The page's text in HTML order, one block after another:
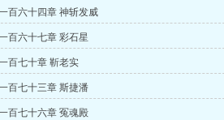
百六十四章 神斩发威
百六十七章 彩石星
百七十章 靳老实
百七十三章 斯捷潘
百七十六章 冤魂殿